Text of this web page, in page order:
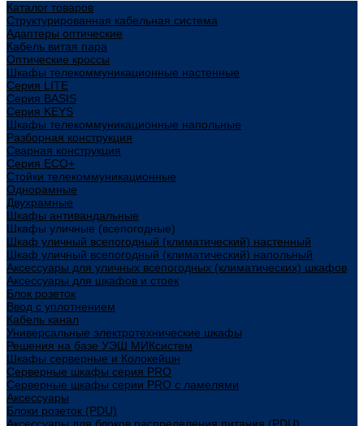
Каталог товаров
Структурированная кабельная система
Адаптеры оптические
Кабель витая пара
Оптические кроссы
Шкафы телекоммуникационные настенные
Cерия LITE
Cерия BASIS
Cерия KEYS
Шкафы телекоммуникационные напольные
Разборная конструкция
Сварная конструкция
Серия ECO+
Стойки телекоммуникационные
Однорамные
Двухрамные
Шкафы антивандальные
Шкафы уличные (всепогодные)
Шкаф уличный всепогодный (климатический) настенный
Шкаф уличный всепогодный (климатический) напольный
Аксессуары для уличных всепогодных (климатических) шкафов
Аксессуары для шкафов и стоек
Блок розеток
Ввод с уплотнением
Кабель канал
Универсальные электротехнические шкафы
Решения на базе УЭШ МИКсистем
Шкафы серверные и Колокейшн
Серверные шкафы серия PRO
Серверные шкафы серии PRO с ламелями
Аксессуары
Блоки розеток (PDU)